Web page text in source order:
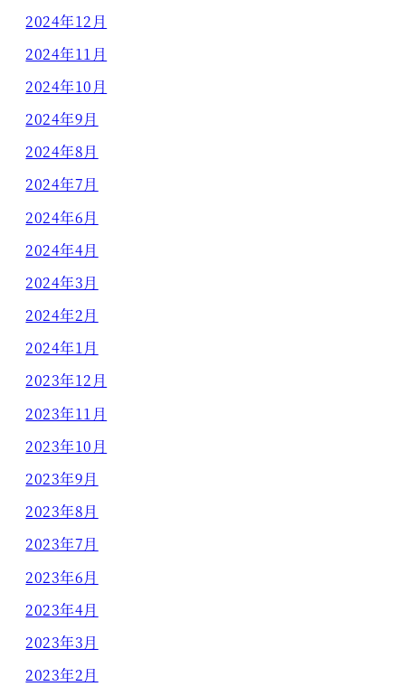
2024年12月
2024年11月
2024年10月
2024年9月
2024年8月
2024年7月
2024年6月
2024年4月
2024年3月
2024年2月
2024年1月
2023年12月
2023年11月
2023年10月
2023年9月
2023年8月
2023年7月
2023年6月
2023年4月
2023年3月
2023年2月